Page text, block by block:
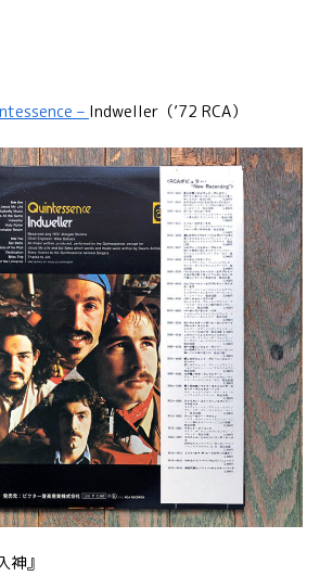
– Indweller（’72 RCA）
神』